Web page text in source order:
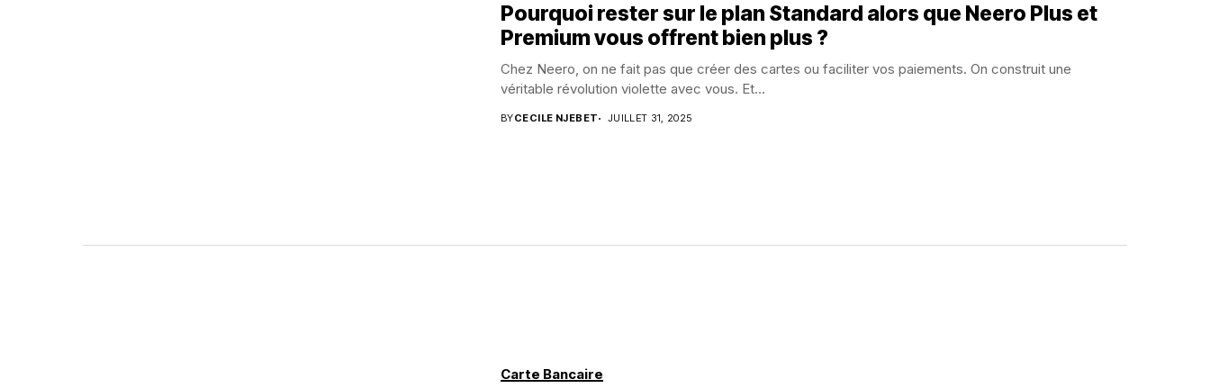
Pourquoi rester sur le plan Standard alors que Neero Plus et
Premium vous offrent bien plus ?
Chez Neero, on ne fait pas que créer des cartes ou faciliter vos paiements. On construit une
véritable révolution violette avec vous. Et...
BYCECILE NJEBET JUILLET 31, 2025
Carte Bancaire